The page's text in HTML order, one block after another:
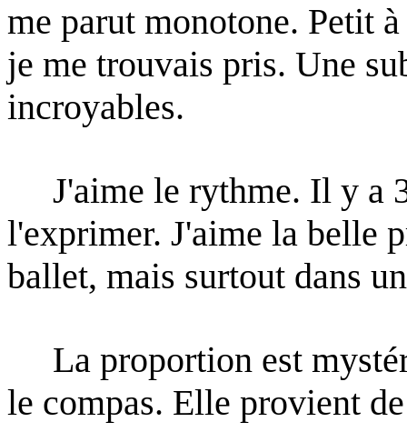
me parut monotone. Petit
je me trouvais pris. Une
incroyables.
J'aime le rythme. Il y a
l'exprimer. J'aime la belle
ballet, mais surtout dans
La proportion est
le compas. Elle provient